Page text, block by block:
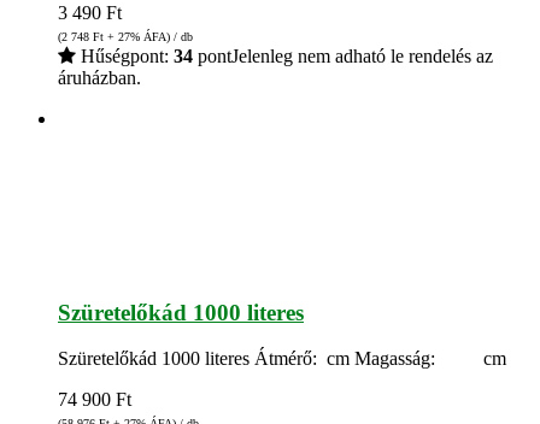
3 490 Ft
(2 748 Ft + 27% ÁFA) / db
Hűségpont: 34 pontJelenleg nem adható le rendelés az
áruházban.
Szüretelőkád 1000 literes
Szüretelőkád 1000 literes Átmérő: cm Magasság: cm
74 900 Ft